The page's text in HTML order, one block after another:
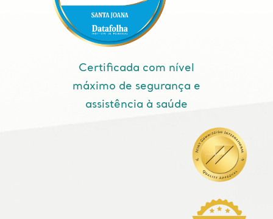
Certificada com nível
máximo de segurança e
assistência à saúde